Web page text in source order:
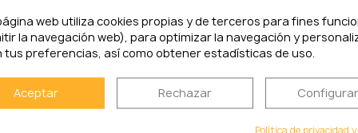
PRODUCTOS RELACIONADOS
web utiliza cookies propias y de terceros para fines
la navegación web), para optimizar la navegación y
tus preferencias, así como obtener estadísticas de uso.
Aceptar Rechazar Configurar
Política de privacidad y